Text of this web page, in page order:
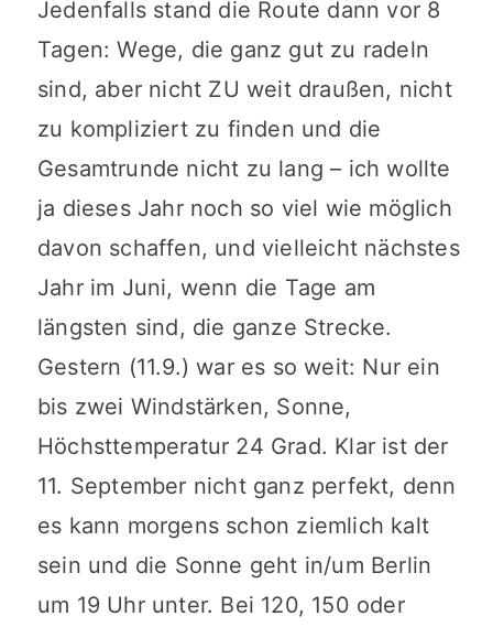
Jedenfalls stand die Route dann vor 8
Tagen: Wege, die ganz gut zu radeln
sind, aber nicht ZU weit draußen, nicht
zu kompliziert zu finden und die
Gesamtrunde nicht zu lang – ich wollte
ja dieses Jahr noch so viel wie möglich
davon schaffen, und vielleicht nächstes
Jahr im Juni, wenn die Tage am
längsten sind, die ganze Strecke.
Gestern (11.9.) war es so weit: Nur ein
bis zwei Windstärken, Sonne,
Höchsttemperatur 24 Grad. Klar ist der
11. September nicht ganz perfekt, denn
es kann morgens schon ziemlich kalt
sein und die Sonne geht in/um Berlin
um 19 Uhr unter. Bei 120, 150 oder